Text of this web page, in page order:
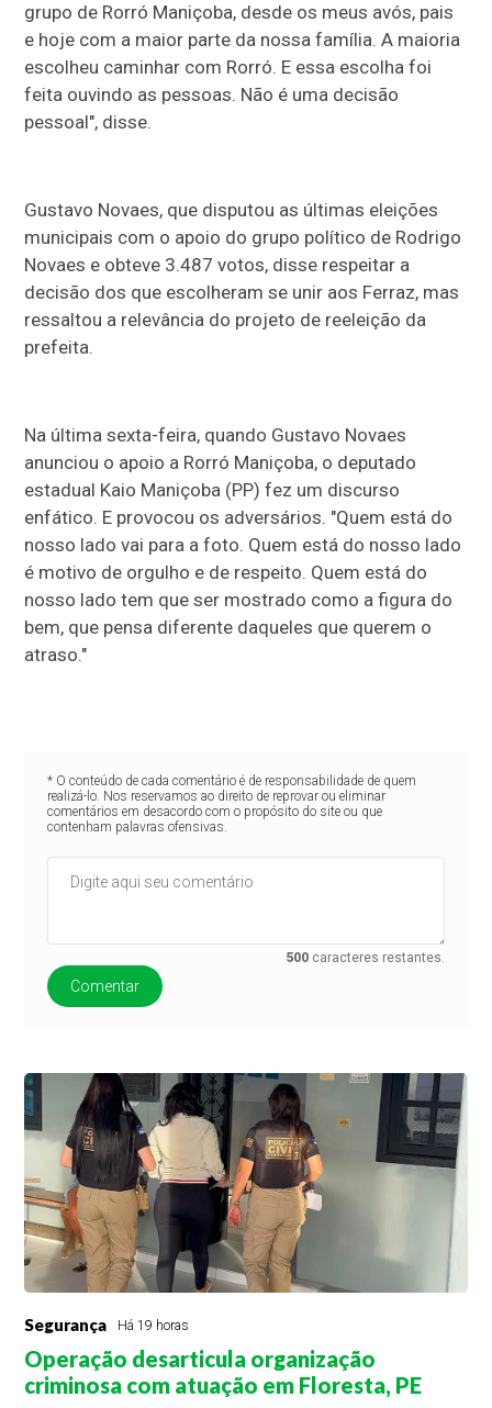
grupo de Rorró Maniçoba, desde os meus avós, pais
e hoje com a maior parte da nossa família. A maioria
escolheu caminhar com Rorró. E essa escolha foi
feita ouvindo as pessoas. Não é uma decisão
pessoal", disse.
Gustavo Novaes, que disputou as últimas eleições
municipais com o apoio do grupo político de Rodrigo
Novaes e obteve 3.487 votos, disse respeitar a
decisão dos que escolheram se unir aos Ferraz, mas
ressaltou a relevância do projeto de reeleição da
prefeita.
Na última sexta-feira, quando Gustavo Novaes
anunciou o apoio a Rorró Maniçoba, o deputado
estadual Kaio Maniçoba (PP) fez um discurso
enfático. E provocou os adversários. "Quem está do
nosso lado vai para a foto. Quem está do nosso lado
é motivo de orgulho e de respeito. Quem está do
nosso lado tem que ser mostrado como a figura do
bem, que pensa diferente daqueles que querem o
atraso."
* O conteúdo de cada comentário é de responsabilidade de quem
realizá-lo. Nos reservamos ao direito de reprovar ou eliminar
comentários em desacordo com o propósito do site ou que
contenham palavras ofensivas.
500 caracteres restantes.
Comentar
Segurança Há 19 horas
Operação desarticula organização
criminosa com atuação em Floresta, PE